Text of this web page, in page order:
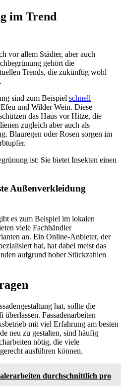
im Trend
vor allem Städter, aber auch
gehört die
Trends, die zukünftig wohl
sind zum Beispiel schnell
und Wilder Wein. Diese
das Haus vor Hitze, die
zugleich aber auch als
Blauregen oder Rosen sorgen im
ist: Sie bietet Insekten einen
Außenverkleidung
es zum Beispiel im lokalen
viele Fachhändler
an. Ein Online-Anbieter, der
hat, hat dabei meist das
aufgrund hoher Stückzahlen
hat, sollte die
Fassadenarbeiten
mit viel Erfahrung am besten
neu zu gestalten, sind häufig
nötig, die viele
ausführen können.
durchschnittlich pro